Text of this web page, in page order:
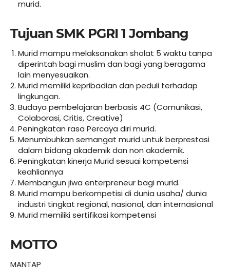
murid.
Tujuan SMK PGRI 1 Jombang
Murid mampu melaksanakan sholat 5 waktu tanpa
diperintah bagi muslim dan bagi yang beragama
lain menyesuaikan.
Murid memiliki kepribadian dan peduli terhadap
lingkungan.
Budaya pembelajaran berbasis 4C (Comunikasi,
Colaborasi, Critis, Creative)
Peningkatan rasa Percaya diri murid.
Menumbuhkan semangat murid untuk berprestasi
dalam bidang akademik dan non akademik.
Peningkatan kinerja Murid sesuai kompetensi
keahliannya
Membangun jiwa enterpreneur bagi murid.
Murid mampu berkompetisi di dunia usaha/ dunia
industri tingkat regional, nasional, dan internasional
Murid memiliki sertifikasi kompetensi
MOTTO
MANTAP